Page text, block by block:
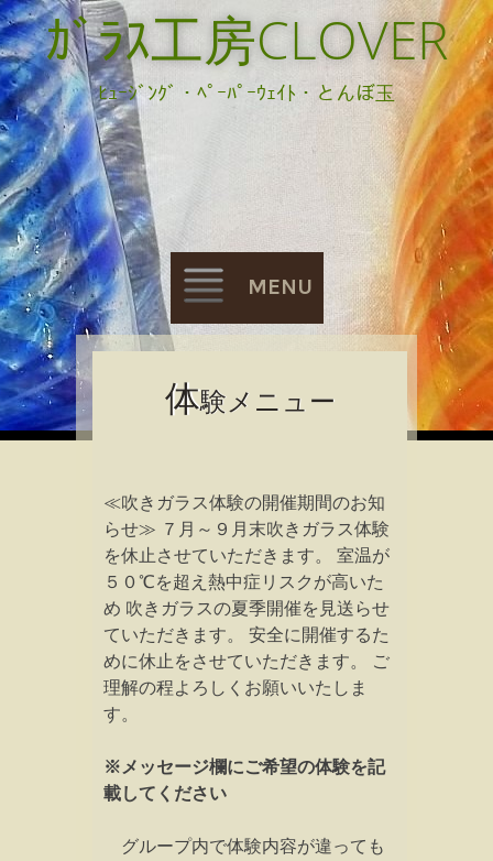
ｶﾞﾗｽ工房CLOVER
ﾋｭｰｼﾞﾝｸﾞ・ﾍﾟｰﾊﾟｰｳｪｲﾄ・とんぼ玉
MENU
to
体験メニュー
≪吹きガラス体験の開催期間のお知
らせ≫ ７月～９月末吹きガラス体験
を休止させていただきます。 室温が
５０℃を超え熱中症リスクが高いた
め 吹きガラスの夏季開催を見送らせ
ていただきます。 安全に開催するた
めに休止をさせていただきます。 ご
理解の程よろしくお願いいたしま
す。
※メッセージ欄にご希望の体験を記
載してください
グループ内で体験内容が違っても